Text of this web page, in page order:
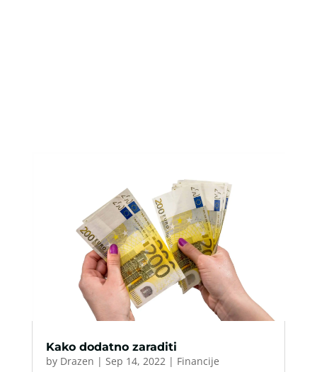
Kako dodatno zaraditi
by Drazen | Sep 14, 2022| Financije